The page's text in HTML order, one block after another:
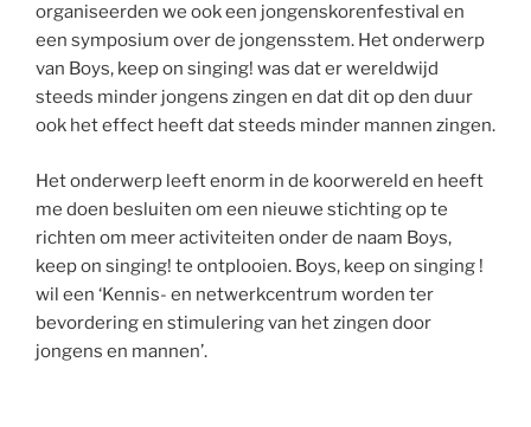
organiseerden we ook een jongenskorenfestival en
een symposium over de jongensstem. Het onderwerp
van Boys, keep on singing! was dat er wereldwijd
steeds minder jongens zingen en dat dit op den duur
ook het effect heeft dat steeds minder mannen zingen.
Het onderwerp leeft enorm in de koorwereld en heeft
me doen besluiten om een nieuwe stichting op te
richten om meer activiteiten onder de naam Boys,
keep on singing! te ontplooien. Boys, keep on singing !
wil een ‘Kennis- en netwerkcentrum worden ter
bevordering en stimulering van het zingen door
jongens en mannen’.